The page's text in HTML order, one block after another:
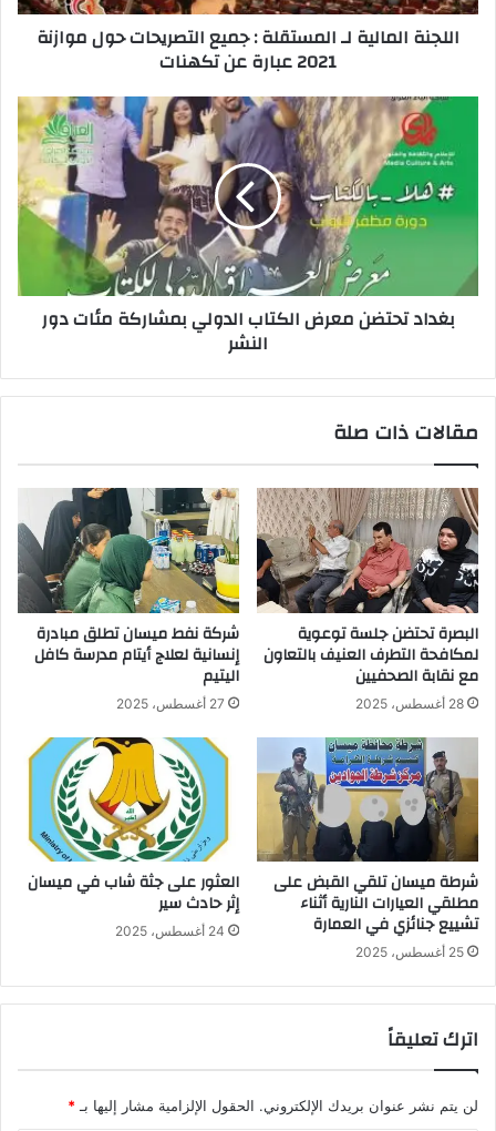
موازنة
2021
تكهنات
اللجنة المالية لـ المستقلة : جميع التصريحات حول موازنة
2021 عبارة عن تكهنات
تحتضن
معرض
الدولي
بمشاركة
دور
النشر
بغداد تحتضن معرض الكتاب الدولي بمشاركة مئات دور
النشر
مقالات ذات صلة
البصرة تحتضن جلسة توعوية
لمكافحة التطرف العنيف بالتعاون
مع نقابة الصحفيين
28 أغسطس، 2025
شركة نفط ميسان تطلق مبادرة
إنسانية لعلاج أيتام مدرسة كافل
اليتيم
27 أغسطس، 2025
شرطة ميسان تلقي القبض على
مطلقي العيارات النارية أثناء
تشييع جنائزي في العمارة
25 أغسطس، 2025
العثور على جثة شاب في ميسان
إثر حادث سير
24 أغسطس، 2025
اترك تعليقاً
لن يتم نشر عنوان بريدك الإلكتروني. الحقول الإلزامية مشار إليها بـ*